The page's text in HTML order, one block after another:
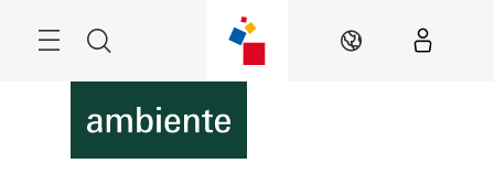
Suche DE